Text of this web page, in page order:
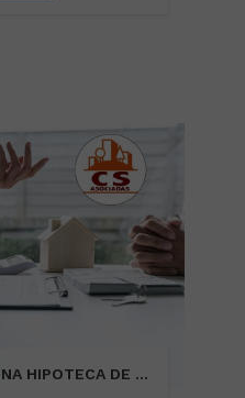
REQUISITOS PARA UNA HIPOTECA DE SEGUNDA RESIDENCIA